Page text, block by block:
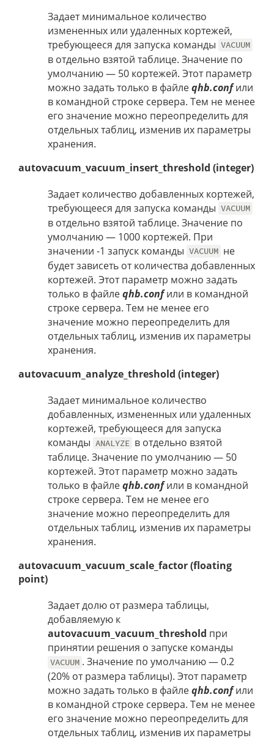
Задает минимальное количество
измененных или удаленных кортежей,
требующееся для запуска команды VACUUM
в отдельно взятой таблице. Значение по
умолчанию — 50 кортежей. Этот параметр
можно задать только в файлеqhb.confили
в командной строке сервера. Тем не менее
его значение можно переопределить для
отдельных таблиц, изменив их параметры
хранения.
autovacuum_vacuum_insert_threshold (integer)
Задает количество добавленных кортежей,
требующееся для запуска команды VACUUM
в отдельно взятой таблице. Значение по
умолчанию — 1000 кортежей. При
значении -1 запуск команды VACUUM не
будет зависеть от количества добавленных
кортежей. Этот параметр можно задать
только в файлеqhb.confили в командной
строке сервера. Тем не менее его
значение можно переопределить для
отдельных таблиц, изменив их параметры
хранения.
autovacuum_analyze_threshold (integer)
Задает минимальное количество
добавленных, измененных или удаленных
кортежей, требующееся для запуска
команды ANALYZE в отдельно взятой
таблице. Значение по умолчанию — 50
кортежей. Этот параметр можно задать
только в файлеqhb.confили в командной
строке сервера. Тем не менее его
значение можно переопределить для
отдельных таблиц, изменив их параметры
хранения.
autovacuum_vacuum_scale_factor (floating
point)
Задает долю от размера таблицы,
добавляемую к
autovacuum_vacuum_threshold при
принятии решения о запуске команды
VACUUM . Значение по умолчанию — 0.2
(20% от размера таблицы). Этот параметр
можно задать только в файлеqhb.confили
в командной строке сервера. Тем не менее
его значение можно переопределить для
отдельных таблиц, изменив их параметры